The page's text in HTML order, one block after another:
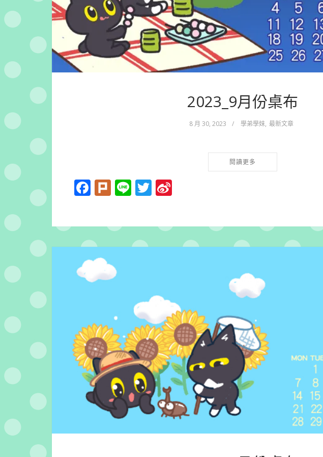
2023_9月份桌布
8 月 30, 2023 / 學弟學妹, 最新文章
閱讀更多
Facebook
PlurkLineTwitter